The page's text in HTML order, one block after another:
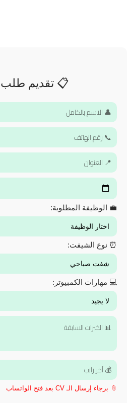
📋 تقديم
💼 الوظيفة المطلوبة:
⏰ نوع الشيفت:
💻 مهارات الكمبيوتر:
📎 برجاء إرسال الـ CV بعد فتح الواتساب